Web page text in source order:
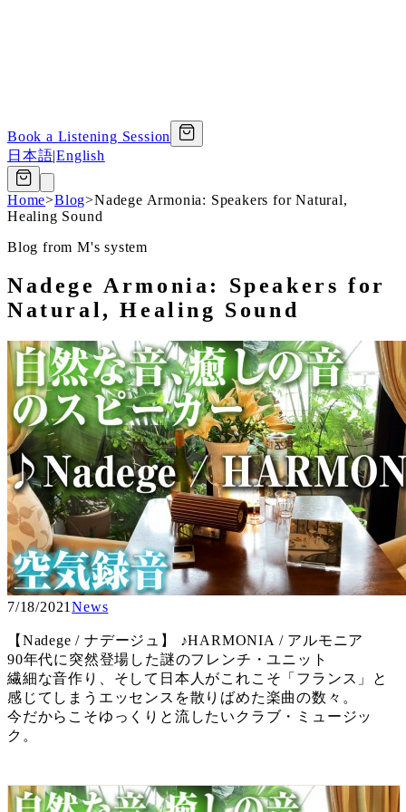
Book a Listening Session
日本語|English
Home>Blog>Nadege Armonia: Speakers for Natural,
Healing Sound
Blog from M's system
Nadege Armonia: Speakers for
Natural, Healing Sound
7/18/2021News
【Nadege / ナデージュ】 ♪HARMONIA / アルモニア
90年代に突然登場した謎のフレンチ・ユニット
繊細な音作り、そして日本人がこれこそ「フランス」と
感じてしまうエッセンスを散りばめた楽曲の数々。
今だからこそゆっくりと流したいクラブ・ミュージッ
ク。